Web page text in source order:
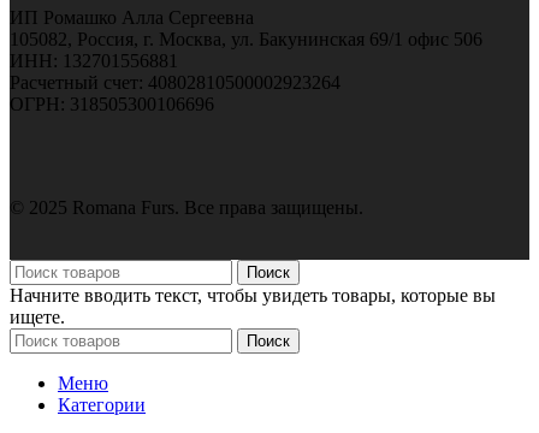
ИП Ромашко Алла Сергеевна
105082, Россия, г. Москва, ул. Бакунинская 69/1 офис 506
ИНН: 132701556881
Расчетный счет: 40802810500002923264
ОГРН: 318505300106696
© 2025 Romana Furs. Все права защищены.
Поиск
Начните вводить текст, чтобы увидеть товары, которые вы
ищете.
Поиск
Меню
Категории